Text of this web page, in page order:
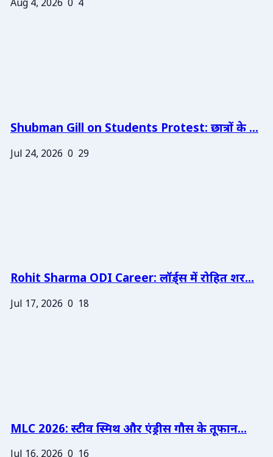
Aug 4, 2026 0 4
Shubman Gill on Students Protest: छात्रों के ...
Jul 24, 2026 0 29
Rohit Sharma ODI Career: लॉर्ड्स में रोहित शर...
Jul 17, 2026 0 18
MLC 2026: स्टीव स्मिथ और एंड्रीस गौस के तूफान...